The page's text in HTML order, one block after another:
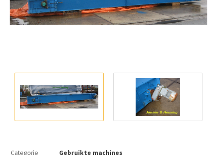
Categorie
Gebruikte machines